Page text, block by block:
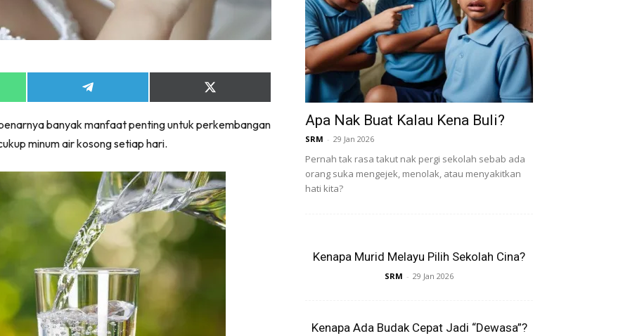
Share
on
Share
on
(Twitter)
banyak manfaat penting untuk perkembangan
minum air kosong setiap hari.
Apa Nak Buat Kalau Kena Buli?
SRM - 29 Jan 2026
Pernah tak rasa takut nak pergi sekolah sebab ada
orang suka mengejek, menolak, atau menyakitkan
hati kita?
Kenapa Murid Melayu Pilih Sekolah Cina?
SRM - 29 Jan 2026
Kenapa Ada Budak Cepat Jadi “Dewasa”?